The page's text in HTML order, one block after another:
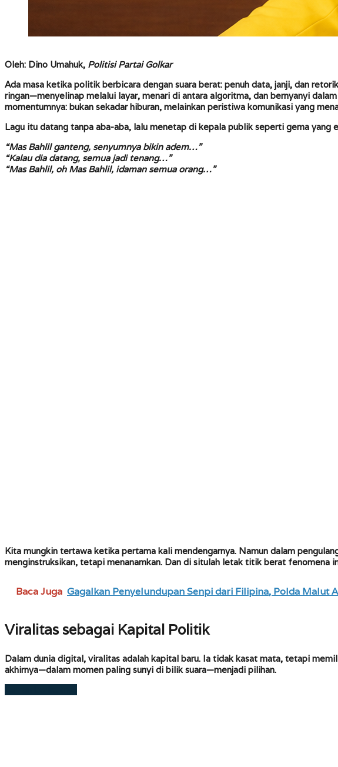
Oleh: Dino Umahuk, Politisi Partai Golkar
Ada masa ketika politik berbicara dengan suara berat: penuh data, janji, dan
ringan—menyelinap melalui layar, menari di antara algoritma, dan bernyanyi
momentumnya: bukan sekadar hiburan, melainkan peristiwa komunikasi yang
Lagu itu datang tanpa aba-aba, lalu menetap di kepala publik seperti gema yang
“Mas Bahlil ganteng, senyumnya bikin adem…”
“Kalau dia datang, semua jadi tenang…”
“Mas Bahlil, oh Mas Bahlil, idaman semua orang…”
Kita mungkin tertawa ketika pertama kali mendengarnya. Namun dalam
menginstruksikan, tetapi menanamkan. Dan di situlah letak titik berat fenomena
Baca Juga Gagalkan Penyelundupan Senpi dari Filipina, Polda Malut
Viralitas sebagai Kapital Politik
Dalam dunia digital, viralitas adalah kapital baru. Ia tidak kasat mata, tetapi
akhirnya—dalam momen paling sunyi di bilik suara—menjadi pilihan.